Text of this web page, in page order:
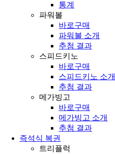
통계
파워볼
바로구매
파워볼 소개
추첨 결과
스피드키노
바로구매
스피드키노 소개
추첨 결과
메가빙고
바로구매
메가빙고 소개
추첨 결과
즉석식 복권
트리플럭